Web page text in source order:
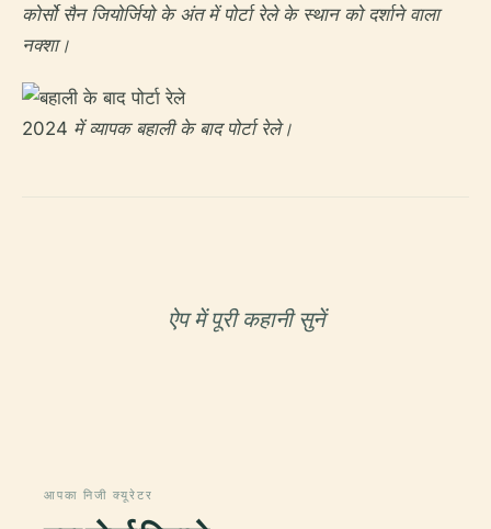
कोर्सो सैन जियोर्जियो के अंत में पोर्टा रेले के स्थान को दर्शाने वाला
नक्शा।
2024 में व्यापक बहाली के बाद पोर्टा रेले।
ऐप में पूरी कहानी सुनें
आपका निजी क्यूरेटर